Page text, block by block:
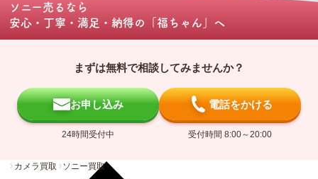
ソニー売る なら
安心・丁寧・満足・納得の
「福ちゃん」 へ
まずは無料で相談してみませんか？
お申し込み
24時間受付中
電話をかける
受付時間 8:00～20:00
カメラ買取 ソニー買取